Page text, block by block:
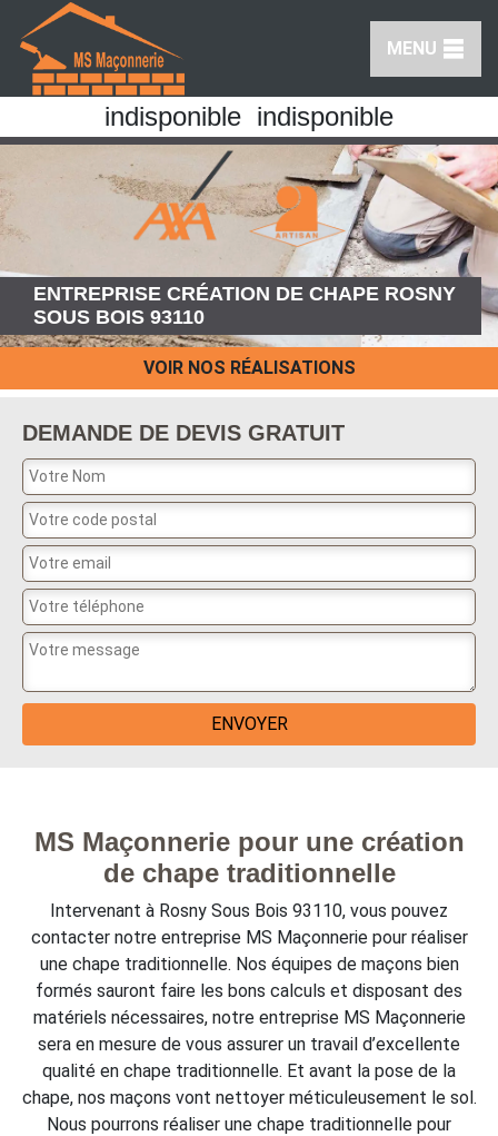
MENU
indisponible indisponible
ENTREPRISE CRÉATION DE CHAPE ROSNY
SOUS BOIS 93110
VOIR NOS RÉALISATIONS
DEMANDE DE DEVIS GRATUIT
MS Maçonnerie pour une création
de chape traditionnelle
Intervenant à Rosny Sous Bois 93110, vous pouvez
contacter notre entreprise MS Maçonnerie pour réaliser
une chape traditionnelle. Nos équipes de maçons bien
formés sauront faire les bons calculs et disposant des
matériels nécessaires, notre entreprise MS Maçonnerie
sera en mesure de vous assurer un travail d’excellente
qualité en chape traditionnelle. Et avant la pose de la
chape, nos maçons vont nettoyer méticuleusement le sol.
Nous pourrons réaliser une chape traditionnelle pour